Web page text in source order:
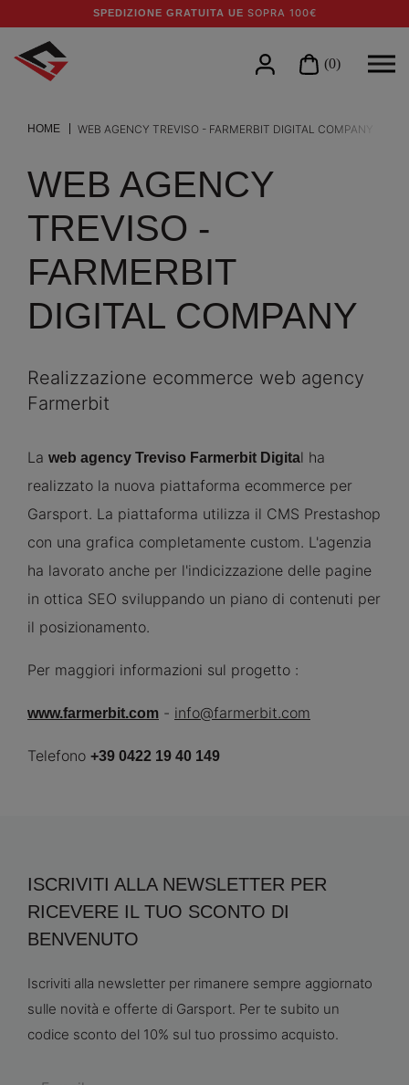
SPEDIZIONE GRATUITA UE SOPRA 100€
(0)
HOME WEB AGENCY TREVISO - FARMERBIT DIGITAL COMPANY
WEB AGENCY
TREVISO -
FARMERBIT
DIGITAL COMPANY
Realizzazione ecommerce web agency
Farmerbit
La web agency Treviso Farmerbit Digital ha
realizzato la nuova piattaforma ecommerce per
Garsport. La piattaforma utilizza il CMS Prestashop
con una grafica completamente custom. L'agenzia
ha lavorato anche per l'indicizzazione delle pagine
in ottica SEO sviluppando un piano di contenuti per
il posizionamento.
Per maggiori informazioni sul progetto :
www.farmerbit.com - info@farmerbit.com
Telefono +39 0422 19 40 149
ISCRIVITI ALLA NEWSLETTER PER
RICEVERE IL TUO SCONTO DI
BENVENUTO
Iscriviti alla newsletter per rimanere sempre aggiornato
sulle novità e offerte di Garsport. Per te subito un
codice sconto del 10% sul tuo prossimo acquisto.